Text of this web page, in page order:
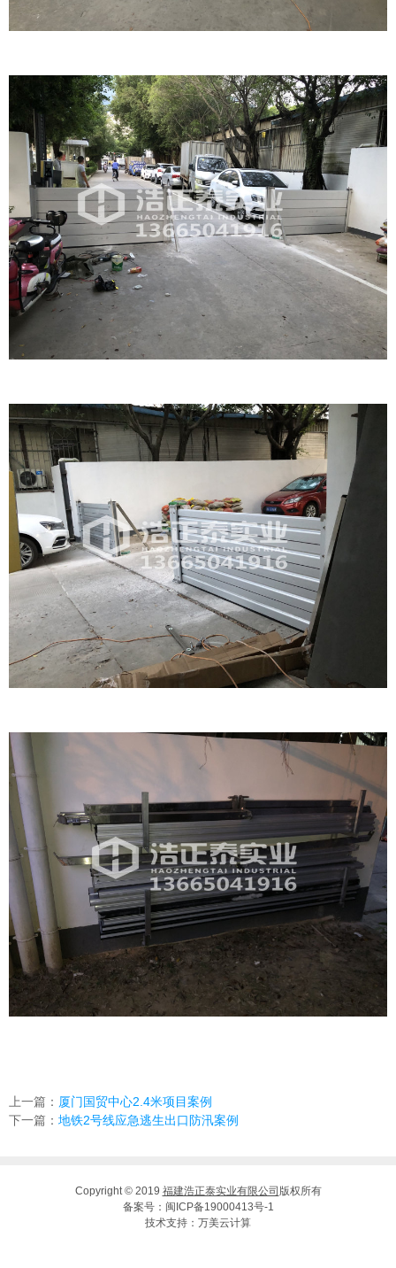
上一篇： 厦门国贸中心2.4米项目案例
下一篇： 地铁2号线应急逃生出口防汛案例
Copyright © 2019 福建浩正泰实业有限公司 版权所有
备案号： 闽ICP备19000413号-1
技术支持： 万美云计算